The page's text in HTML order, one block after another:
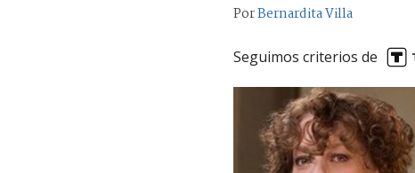
PorBernardita Villa
Seguimos criterios de